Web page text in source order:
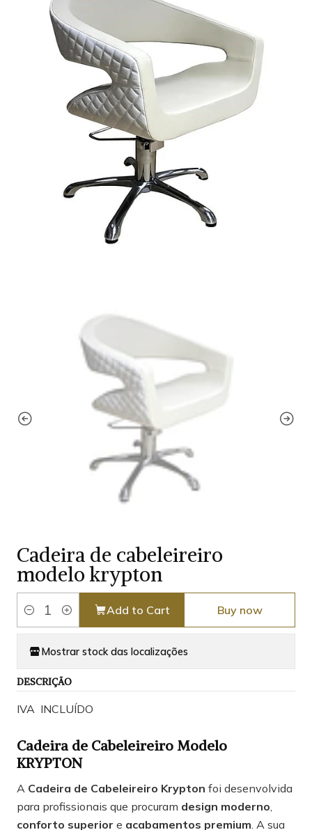
Cadeira de cabeleireiro
modelo krypton
Quantity
Add to Cart Buy now
Mostrar stock das localizações
DESCRIÇÃO
IVA INCLUÍDO
Cadeira de Cabeleireiro Modelo
KRYPTON
A Cadeira de Cabeleireiro Krypton foi desenvolvida
para profissionais que procuram design moderno,
conforto superior e acabamentos premium. A sua